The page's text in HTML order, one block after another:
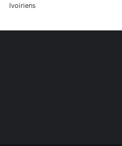
Ivoiriens